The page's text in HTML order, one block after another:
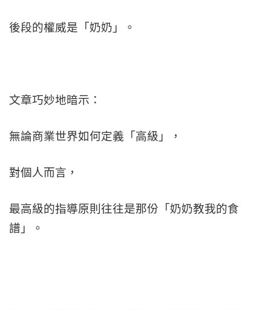
後段的權威是「奶奶」。
文章巧妙地暗示：
無論商業世界如何定義「高級」，
對個人而言，
最高級的指導原則往往是那份「奶奶教我的食
譜」。